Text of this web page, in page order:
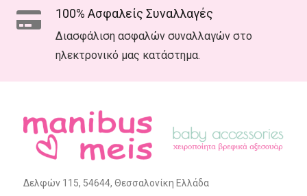
100% Ασφαλείς Συναλλαγές
Διασφάλιση ασφαλών συναλλαγών στο
ηλεκτρονικό μας κατάστημα.
Δελφών 115, 54644, Θεσσαλονίκη Ελλάδα